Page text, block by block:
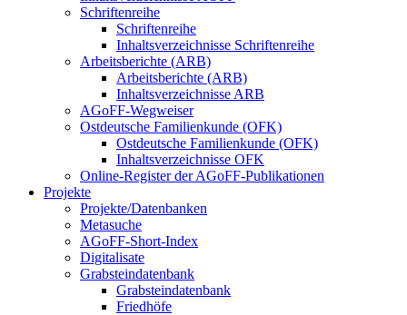
Schriftenreihe
Schriftenreihe
Inhaltsverzeichnisse Schriftenreihe
Arbeitsberichte (ARB)
Arbeitsberichte (ARB)
Inhaltsverzeichnisse ARB
AGoFF-Wegweiser
Ostdeutsche Familienkunde (OFK)
Ostdeutsche Familienkunde (OFK)
Inhaltsverzeichnisse OFK
Online-Register der AGoFF-Publikationen
Projekte
Projekte/Datenbanken
Metasuche
AGoFF-Short-Index
Digitalisate
Grabsteindatenbank
Grabsteindatenbank
Friedhöfe